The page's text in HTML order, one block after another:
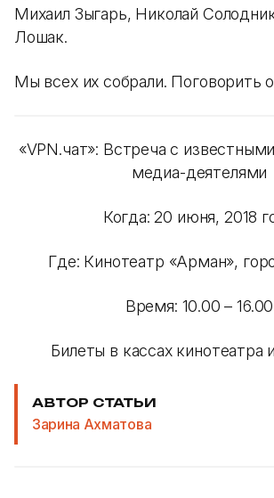
Михаил Зыгарь, Николай
Лошак.
Мы всех их собрали. Поговорить
«VPN.чат»: Встреча с
медиа-деятелями
Когда: 20 июня, 2018
Где: Кинотеатр «Арман»,
Время: 10.00 – 16.00
Билеты в кассах кинотеатра
АВТОР СТАТЬИ
Зарина Ахматова